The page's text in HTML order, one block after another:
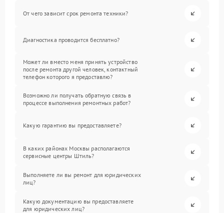
От чего зависит срок ремонта техники?
Диагностика проводится бесплатно?
Может ли вместо меня принять устройство
после ремонта другой человек, контактный
телефон которого я предоставлю?
Возможно ли получать обратную связь в
процессе выполнения ремонтных работ?
Какую гарантию вы предоставляете?
В каких районах Москвы располагаются
сервисные центры Штиль?
Выполняете ли вы ремонт для юридических
лиц?
Какую документацию вы предоставляете
для юридических лиц?